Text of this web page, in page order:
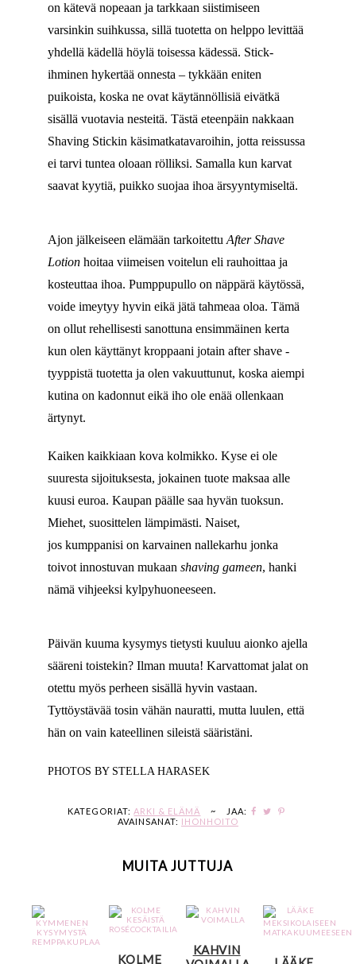
on kätevä nopeaan ja tarkkaan siistimiseen
varsinkin suihkussa, sillä tuotetta on helppo levittää
yhdellä kädellä höylä toisessa kädessä. Stick-
ihminen hykertää onnesta – tykkään eniten
puikoista, koska ne ovat käytännöllisiä eivätkä
sisällä vuotavia nesteitä. Tästä eteenpäin nakkaan
Shaving Stickin käsimatkatavaroihin, jotta reissussa
ei tarvi tuntea oloaan rölliksi. Samalla kun karvat
saavat kyytiä, puikko suojaa ihoa ärsyyntymiseltä.
Ajon jälkeiseen elämään tarkoitettu After Shave
Lotionhoitaa viimeisen voitelun eli rauhoittaa ja
kosteuttaa ihoa. Pumppupullo on näppärä käytössä,
voide imeytyy hyvin eikä jätä tahmeaa oloa. Tämä
on ollut rehellisesti sanottuna ensimmäinen kerta
kun olen käyttänyt kroppaani jotain after shave -
tyyppistä tuotetta ja olen vakuuttunut, koska aiempi
kutina on kadonnut eikä iho ole enää ollenkaan
ärtynyt.
Kaiken kaikkiaan kova kolmikko. Kyse ei ole
suuresta sijoituksesta, jokainen tuote maksaa alle
kuusi euroa. Kaupan päälle saa hyvän tuoksun.
Miehet, suosittelen lämpimästi. Naiset,
jos kumppanisi on karvainen nallekarhu jonka
toivot innostuvan mukaan shaving gameen, hanki
nämä vihjeeksi kylpyhuoneeseen.
Päivän kuuma kysymys tietysti kuuluu aionko ajella
sääreni toistekin? Ilman muuta! Karvattomat jalat on
otettu myös perheen sisällä hyvin vastaan.
Tyttöystävää tosin vähän nauratti, mutta luulen, että
hän on vain kateellinen sileistä sääristäni.
PHOTOS BY STELLA HARASEK
KATEGORIAT: ARKI & ELÄMÄ ~
JAA:
AVAINSANAT: IHONHOITO
MUITA JUTTUJA
KOLME
KAHVIN